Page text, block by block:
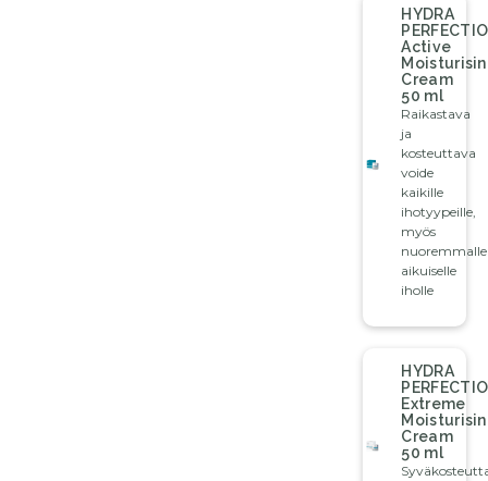
HYDRA
Active
Cream
50 ml
Raikastava
ja
kosteuttava
voide
kaikille
ihotyypeille,
myös
nuoremmalle
aikuiselle
iholle
HYDRA
Extreme
Cream
50 ml